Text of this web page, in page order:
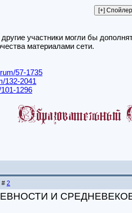
участники могли бы
материалами сети.
57-1735
132-2041
1296
# 2
И